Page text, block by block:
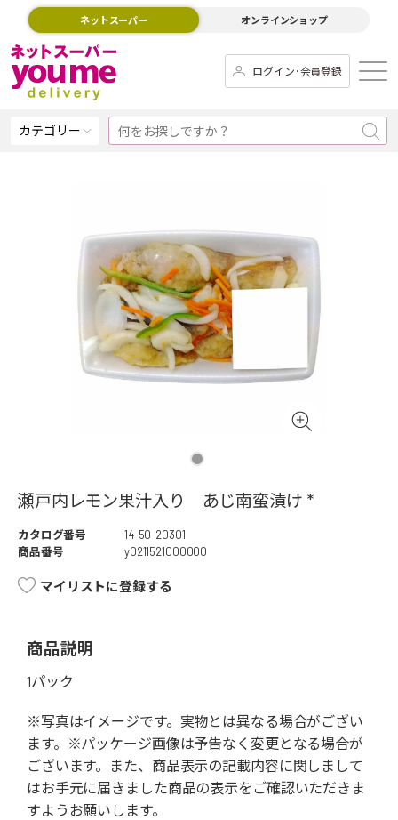
ネットスーパー オンラインショップ
ログイン･会員登録
カテゴリー
瀬戸内レモン果汁入り あじ南蛮漬け *
カタログ番号
14-50-20301
商品番号
y0211521000000
マイリストに登録する
商品説明
1パック
※写真はイメージです。実物とは異なる場合がござい
ます。※パッケージ画像は予告なく変更となる場合が
ございます。また、商品表示の記載内容に関しまして
はお手元に届きました商品の表示をご確認いただきま
すようお願いします。